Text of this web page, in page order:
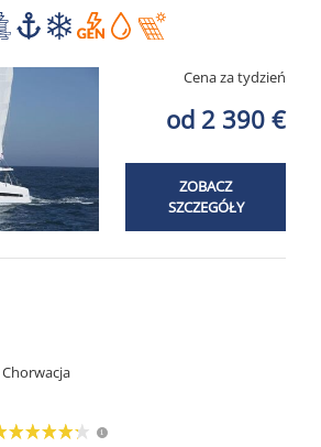
Cena za tydzień
od 2 390 €
ZOBACZ
SZCZEGÓŁY